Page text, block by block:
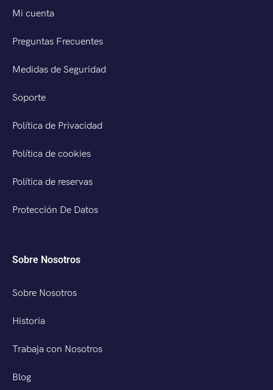
Mi cuenta
Preguntas Frecuentes
Medidas de Seguridad
Soporte
Política de Privacidad
Política de cookies
Política de reservas
Protección De Datos
Sobre Nosotros
Sobre Nosotros
Historia
Trabaja con Nosotros
Blog